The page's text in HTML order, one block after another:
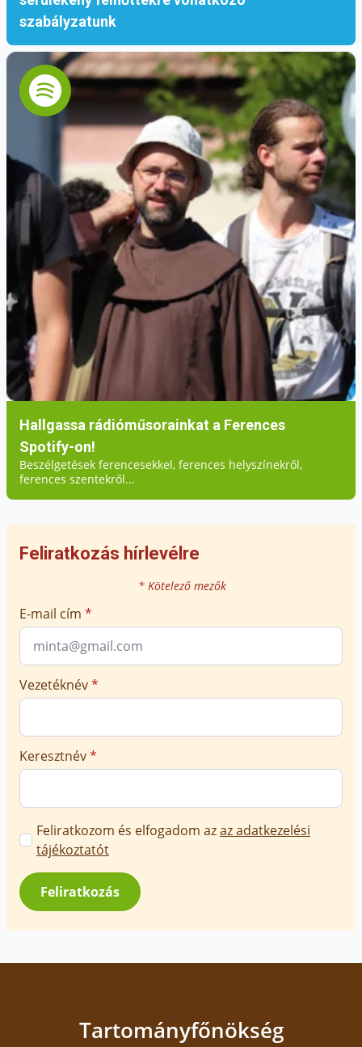
szabályzatunk
Hallgassa rádióműsorainkat a Ferences
Spotify-on!
Beszélgetések ferencesekkel, ferences helyszínekről,
ferences szentekről...
Feliratkozás hírlevélre
* Kötelező mezők
E-mail cím *
Vezetéknév*
Keresztnév*
Marketing
üzenetek
jóváhagyása
*
Feliratkozom és elfogadom azaz adatkezelési
tájékoztatót
Feliratkozás
Tartományfőnökség